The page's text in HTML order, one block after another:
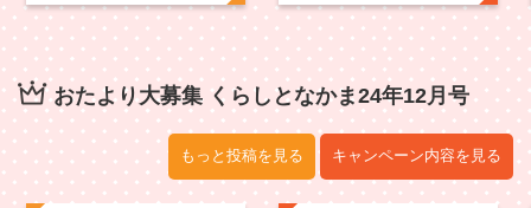
に食べさそうと、とってあ
丼、好評です。
軽く焼いてもおいしいで
おたより大募集 くらしとなかま24年12月号
もっと投稿を見る キャンペーン内容を見る